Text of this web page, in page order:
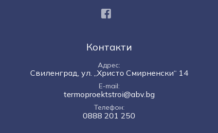
Контакти
Адрес
Свиленград, ул. „Христо Смирненски“ 14
E-mail
termoproektstroi@abv.bg
Телефон
0888 201 250